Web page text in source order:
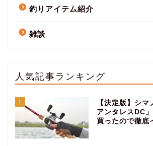
釣りアイテム紹介
雑談
人気記事ランキング
1
【決定版】シ
アンタレスDC
買ったので徹底